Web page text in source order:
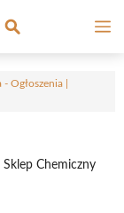
Ogłoszenia |
Sklep Chemiczny